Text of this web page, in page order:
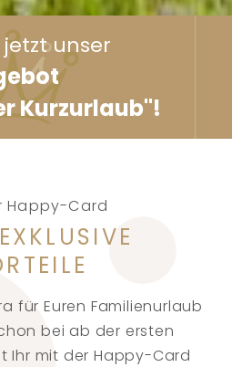
unser
Kurzurlaub"!
Happy-Card
für Euren Familienurlaub
bei ab der ersten
Ihr mit der Happy-Card